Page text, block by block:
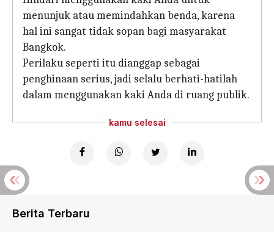
menunjuk atau memindahkan benda, karena
hal ini sangat tidak sopan bagi masyarakat
Bangkok.
Perilaku seperti itu dianggap sebagai
penghinaan serius, jadi selalu berhati-hatilah
dalam menggunakan kaki Anda di ruang publik.
kamu selesai
Berita Terbaru